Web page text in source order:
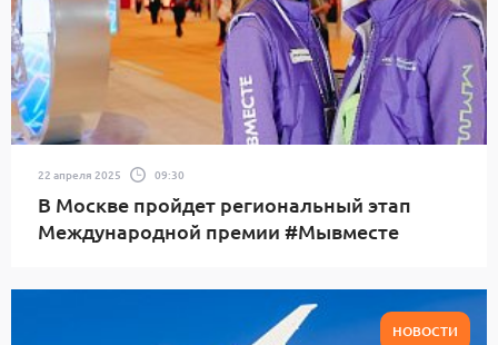
22 апреля 2025 09:30
В Москве пройдет региональный этап
Международной премии #Мывместе
НОВОСТИ